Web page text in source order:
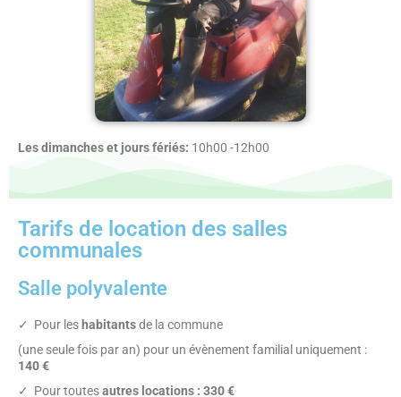
Les dimanches et jours fériés: 10h00 -12h00
Tarifs de location des salles
communales
Salle polyvalente
✓ Pour leshabitantsde la commune
(une seule fois par an) pour un évènement familial uniquement :
140 €
✓ Pour toutesautres locations : 330 €